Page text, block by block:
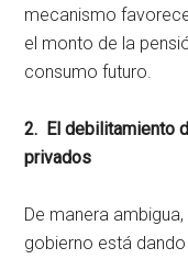
mecanismo
el monto de la
consumo futuro.
2. El debilitamiento
privados
De manera
gobierno está